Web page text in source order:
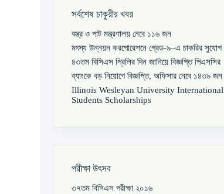
সর্বশেষ চাকুরীর খবর
বস্ত্র ও পাট মন্ত্রণালয় নেবে ১১৬ জন
মৎস্য উন্নয়ন করপোরেশনে গ্রেড-৯–এ চাকরির সুযোগ
৪৩তম বিসিএস প্রিলির দিন জানিয়ে বিজ্ঞপ্তি পিএসসির
ব্যাংকে বড় নিয়োগে বিজ্ঞপ্তি, অফিসার নেবে ১৪৩৯ জন
Illinois Wesleyan University International
Students Scholarships
পরীক্ষা উৎসব
৩৭তম বিসিএস পরীক্ষা ২০১৬